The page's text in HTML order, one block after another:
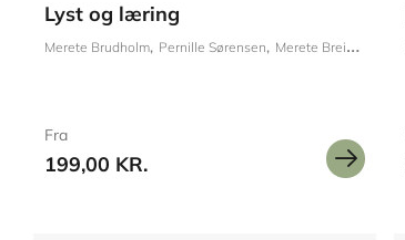
Lyst og læring
Merete Brudholm Pernille Sørensen Merete Breinholt Mikkelsen
Fra
199,00 KR.